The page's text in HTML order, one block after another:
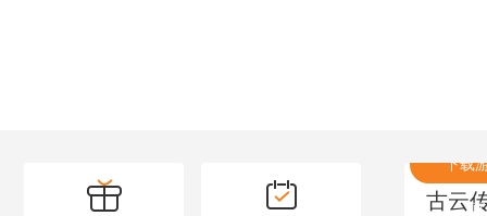
下载
古云